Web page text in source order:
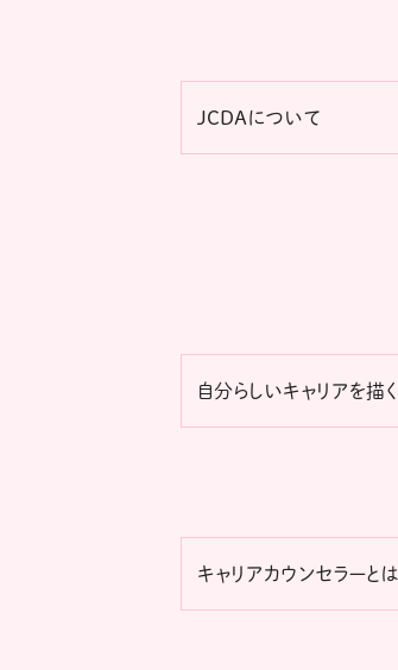
JCDAについて
自分らしいキャリアを描く
キャリアカウンセラーとは